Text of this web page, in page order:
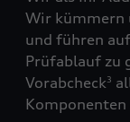
Wir kümmern
und führen
Prüfablauf zu
Vorabcheck3
Komponenten